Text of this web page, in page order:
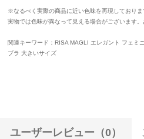
※なるべく実際の商品に近い色味を再現しており
実物では色味が異なって見える場合がございます。
関連キーワード：RISA MAGLI エレガント フェミ
ブラ 大きいサイズ
ユーザーレビュー （0）